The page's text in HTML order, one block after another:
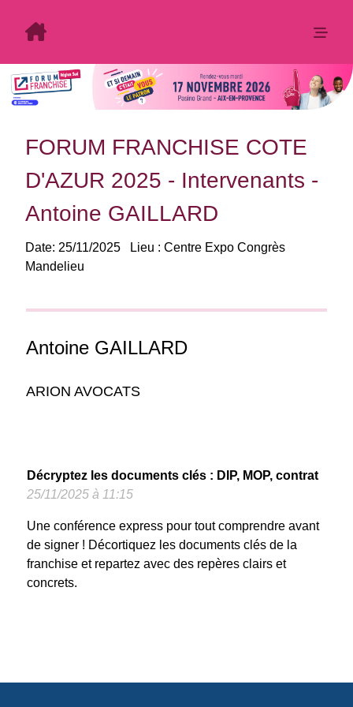
FORUM FRANCHISE COTE
D'AZUR 2025 - Intervenants -
Antoine GAILLARD
Date: 25/11/2025 Lieu : Centre Expo Congrès
Mandelieu
Antoine GAILLARD
ARION AVOCATS
Décryptez les documents clés : DIP, MOP, contrat
25/11/2025 à 11:15
Une conférence express pour tout comprendre avant
de signer ! Décortiquez les documents clés de la
franchise et repartez avec des repères clairs et
concrets.